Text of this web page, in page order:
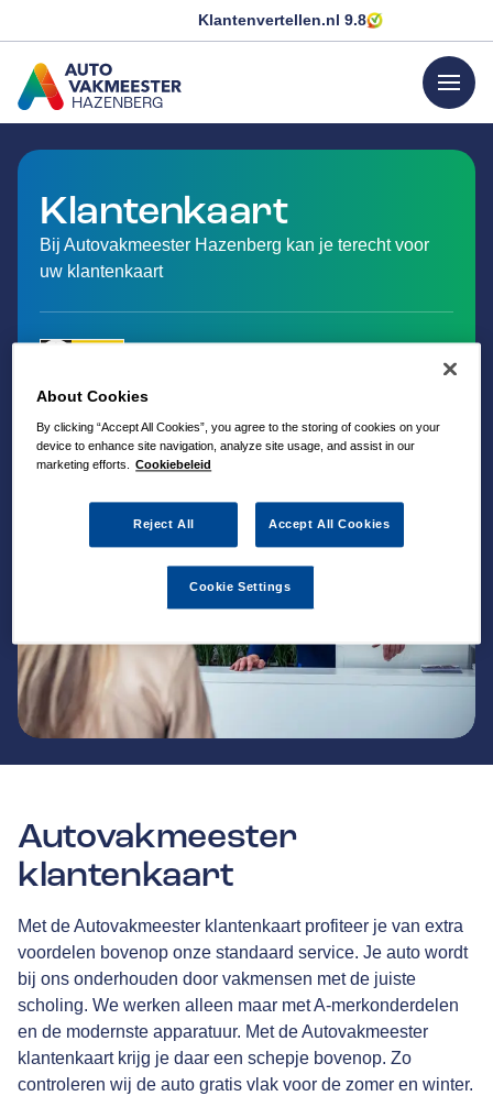
Klantenvertellen.nl 9.8
HAZENBERG
GA NAAR DE HOMEPAGINA
menu
Klantenkaart
Bij Autovakmeester Hazenberg kan je terecht voor
uw klantenkaart
Autovakmeester
klantenkaart
Met de Autovakmeester klantenkaart profiteer je van extra
voordelen bovenop onze standaard service. Je auto wordt
bij ons onderhouden door vakmensen met de juiste
scholing. We werken alleen maar met A-merkonderdelen
en de modernste apparatuur. Met de Autovakmeester
klantenkaart krijg je daar een schepje bovenop. Zo
controleren wij de auto gratis vlak voor de zomer en winter.
About Cookies
By clicking “Accept All Cookies”, you agree to the storing of cookies on your
device to enhance site navigation, analyze site usage, and assist in our
marketing efforts.
Cookiebeleid
Reject All Accept All Cookies
Cookie Settings